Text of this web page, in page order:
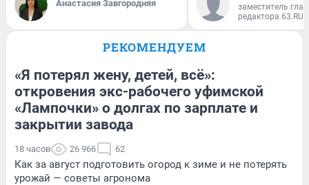
Анастасия Завгородняя
заместитель
редактора 63.RU
РЕКОМЕНДУЕМ
«Я потерял жену, детей, всё»:
откровения экс-рабочего уфимской
«Лампочки» о долгах по зарплате и
закрытии завода
18 часов 26 966 62
Как за август подготовить огород к зиме и не потерять
урожай — советы агронома